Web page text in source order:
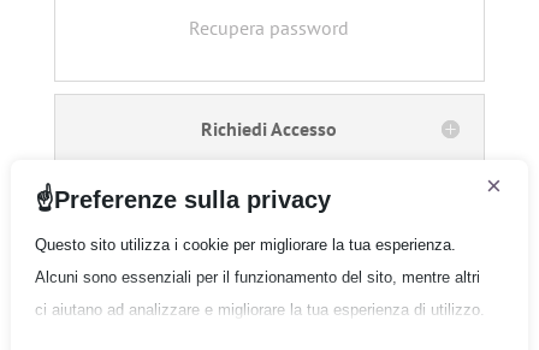
Recupera password
Richiedi Accesso
Gruppo Quantum
Copyright © 2026 Gruppo Quantum - Tutti i diritti
Preferenze sulla privacy ×
Questo sito utilizza i cookie per migliorare la tua esperienza.
Alcuni sono essenziali per il funzionamento del sito, mentre altri
ci aiutano ad analizzare e migliorare la tua esperienza di utilizzo.